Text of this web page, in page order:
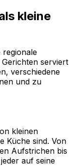
kleine
regionale
serviert
verschiedene
und zu
kleinen
Küche sind. Von
Aufstrichen bis
auf seine